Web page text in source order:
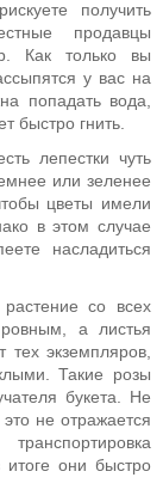
получить
продавцы
Как только вы
у вас на
попадать вода,
быстро гнить.
лепестки чуть
или зеленее
цветы имели
в этом случае
насладиться
со всех
а листья
тех экземпляров,
Такие розы
букета. Не
не отражается
итоге они быстро